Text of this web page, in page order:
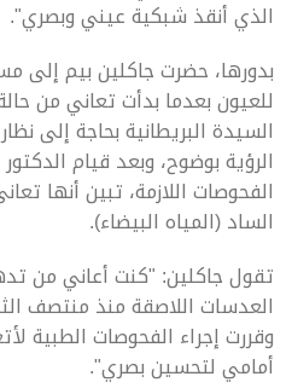
الذي أنقذ شبكية عيني وبصري".
بدورها، حضرت جاكلين بيم إلى
للعيون بعدما بدأت تعاني من
السيدة البريطانية بحاجة إلى
الرؤية بوضوح، وبعد قيام الدكتور
الفحوصات اللازمة، تبين أنها
الساد (المياه البيضاء).
تقول جاكلين: "كنت أعاني من
العدسات اللاصقة منذ منتصف
وقررت إجراء الفحوصات الطبية
أمامي لتحسين بصري".